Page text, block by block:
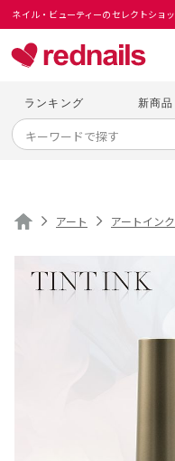
ネイル・ビューティーのセレクトショ
ランキング 新商品
アート アートインク